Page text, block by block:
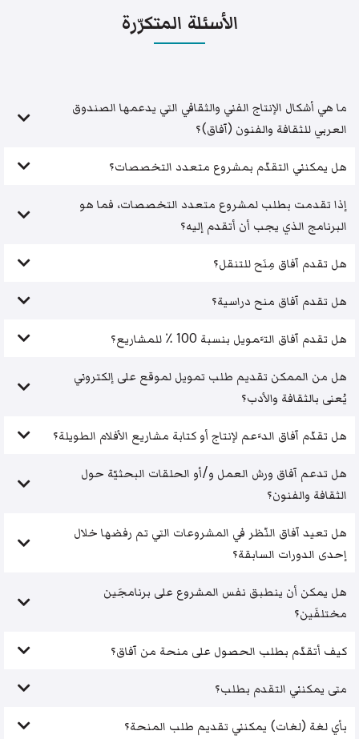
الأسئلة المتكرّرة
ما هي أشكال الإنتاج الفني والثقافي التي يدعمها الصندوق
العربي للثقافة والفنون (آفاق)؟
هل يمكنني التقدّم بمشروع متعدد التخصصات؟
إذا تقدمت بطلب لمشروع متعدد التخصصات، فما هو
البرنامج الذي يجب أن أتقدم إليه؟
هل تقدم آفاق مِنَح للتنقل؟
هل تقدم آفاق منح دراسية؟
هل تقدم آفاق التَّمويل بنسبة 100 ٪ للمشاريع؟
هل من الممكن تقديم طلب تمويل لموقع على إلكتروني
يُعنى بالثقافة والأدب؟
هل تقدّم آفاق الدَّعم لإنتاج أو كتابة مشاريع الأفلام الطويلة؟
هل تدعم آفاق ورش العمل و/أو الحلقات البحثيّة حول
الثقافة والفنون؟
هل تعيد آفاق النّظر في المشروعات التي تم رفضها خلال
إحدى الدورات السابقة؟
هل يمكن أن ينطبق نفس المشروع على برنامجَين
مختلفَين؟
كيف أتقدّم بطلب الحصول على منحة من آفاق؟
متى يمكنني التقدم بطلب؟
بأي لغة (لغات) يمكنني تقديم طلب المنحة؟